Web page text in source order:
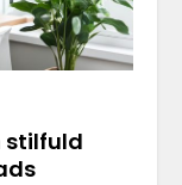
stilfuld